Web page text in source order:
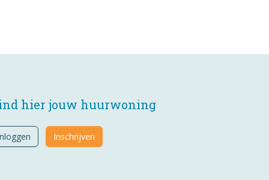
hier jouw huurwoning
Inschrijven